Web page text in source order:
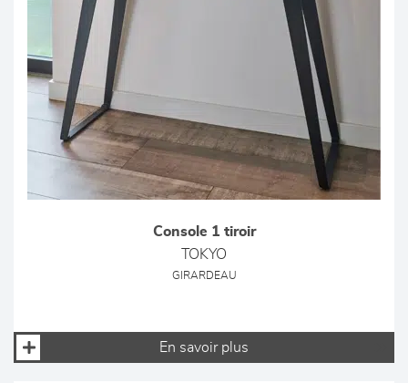
Console 1 tiroir
TOKYO
GIRARDEAU
En savoir plus